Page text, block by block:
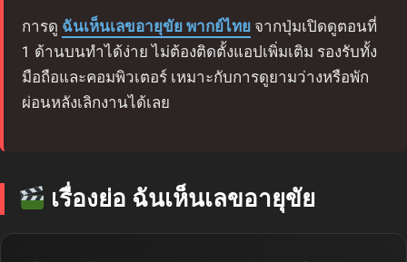
การดู ฉันเห็นเลขอายุขัย พากย์ไทย จากปุ่มเปิดดูตอนที่
1 ด้านบนทำได้ง่าย ไม่ต้องติดตั้งแอปเพิ่มเติม รองรับทั้ง
มือถือและคอมพิวเตอร์ เหมาะกับการดูยามว่างหรือพัก
ผ่อนหลังเลิกงานได้เลย
เรื่องย่อ ฉันเห็นเลขอายุขัย